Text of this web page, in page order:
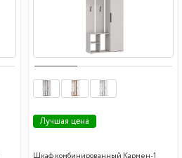
Лучшая цена
Шкаф комбинированный Кармен-1